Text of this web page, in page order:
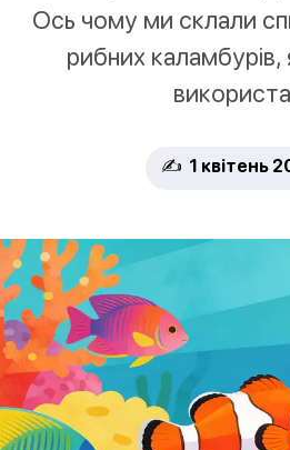
Ось чому ми склали
рибних
✍️ 1 квітень